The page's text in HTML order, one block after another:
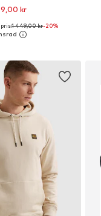
kr
S, M, XXXL
1 449,00 kr-20%